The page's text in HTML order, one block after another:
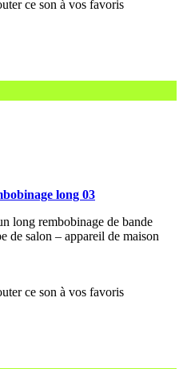
long 03
long rembobinage de bande
de salon – appareil de maison